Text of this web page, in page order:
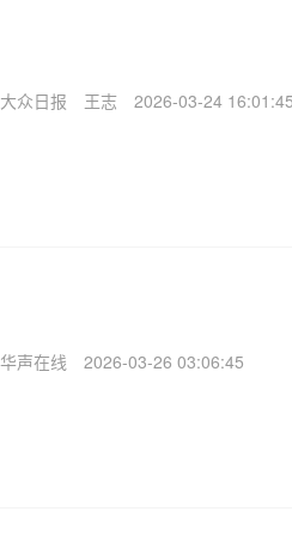
大众日报 王志 2026-03-24 16:01:45
华声在线 2026-03-26 03:06:45